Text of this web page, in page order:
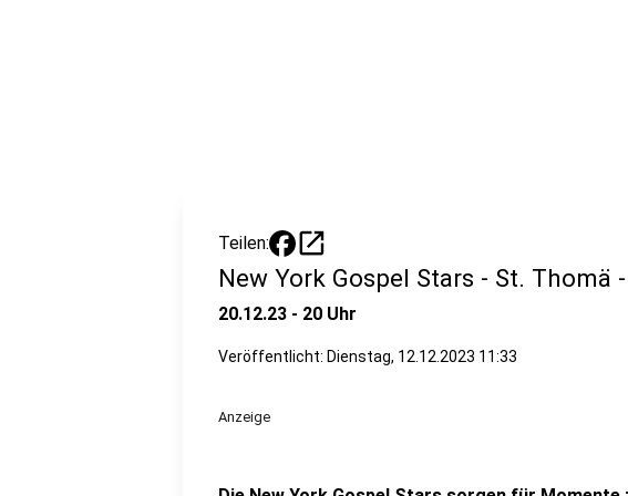
Teilen: open_in_new
New York Gospel Stars - St. Thomä
20.12.23 - 20 Uhr
Veröffentlicht: Dienstag, 12.12.2023 11:33
Anzeige